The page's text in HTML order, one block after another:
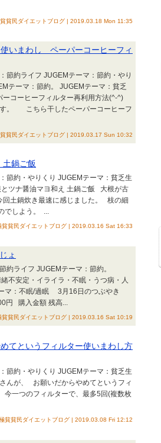
貧民ダイエットブログ | 2019.03.18 Mon 11:35
いまわし ペーパーコーヒーフィ
節約ライフ JUGEMテーマ：節約・やり
テーマ：節約。 JUGEMテーマ：貧乏
コーヒーフィルター再利用方法(^-^)
す。 こちら干したペーパーコーヒーフ
貧民ダイエットブログ | 2019.03.17 Sun 10:32
鍋ご飯
節約・やりくり JUGEMテーマ：貧乏生
ツナ醤油マヨ和え 土鍋ご飯 大根が古
土鍋炊き最速に感じました。 枝の細
でしよう。 ...
貧貧民ダイエットブログ | 2019.03.16 Sat 16:33
ょ
ライフ JUGEMテーマ：節約。
不安定・イライラ・不眠・うつ病・人
ーマ：不眠/過眠 3月16日のつぶやき
購入金額 残高...
貧貧民ダイエットブログ | 2019.03.16 Sat 10:19
てというフィルター使いまわし方
節約・やりくり JUGEMテーマ：貧乏生
んが、 お願いだからやめてというフィ
つのフィルターで、最多5回(複数枚
貧貧民ダイエットブログ | 2019.03.08 Fri 12:12